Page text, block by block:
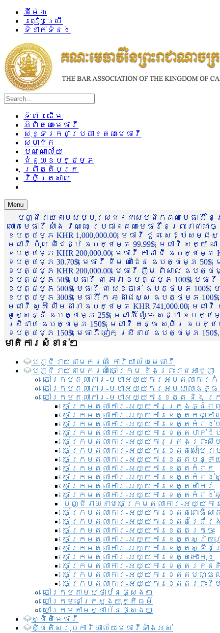
អ៊ីម៉ែល
របៀបប្រើ
ទំនាក់ទំនង
ទំព័រដើម
អំពីគណៈមេធាវី
សុន្ទរកថាប្រធានគណៈមេធាវី
សមាជិក
បណ្ណាល័យ
ជំនួយឧបត្ថម្ភ
ព្រឹត្តិបត្រ
វិចិត្រសាល
Menu
បញ្ជីរាយនាមសប្បុរសជនជាសមាជិកគណៈមេធាវី
លោកមេធាវី សាំង វណ្ណៈ ប្រធានគណៈមេធាវីនៃព្រះរា
ឧបត្ថម្ភ KHR 1,000,000.00, មេធាវី ជួន សេដ្ឋស
មេធាវី ប៉ុល ពិជេដ្ឋ ឧបត្ថម្ភ 99.99$, មេធាវី សត្យា ណ
ឧបត្ថម្ភ KHR 200,000.00, មេធាវី កាដា ជី ឧបត្ថម្ភ
ឧបត្ថម្ភ 30.70$, មេធាវី ខឹម ណាដែន ឧបត្ថម្ភ 50$,
ឧបត្ថម្ភ KHR 200,000.00, មេធាវី ញឹម ពិសាល ឧបត្ថ
ឧបត្ថម្ភ 50$, មេធាវី ជា ភារ៉ា ឧបត្ថម្ភ 100$, មេ
ឧបត្ថម្ភ 500$, មេធាវី ជា សុខចាន់ ឧបត្ថម្ភ
ឧបត្ថម្ភ 300$, មេធាវី កែ ឆដាផស្ស ឧបត្ថម្ភ
មេធាវី សួគ៌ា លឹមដារា ឧបត្ថម្ភ KHR 741,000.00, មេ
មូសេ្សន្នី ឧបត្ថម្ភ 25$, មេធាវី ញ៉ែម សេដ្ឋា ឧបត្ថ
ស្រីនាថ ឧបត្ថម្ភ 150$, មេធាវី គន្ធ សុធីរ ឧបត្ថម្ភ
ឧបត្ថម្ភ 150$, មេធាវី ជៀក ស្រីនាថ ឧបត្ថម្ភ 150$,
មាតិការសំខាន់ៗ
បញ្ជី​រាយ​នាមករណ៍ ការិយាល័យ​មេធាវី​
បញ្ជី​រាយ​នាមករណ៍​ចៅក្រម និងព្រះរាជអាជ្ញា
ចៅក្រមតុលាការ-មហាអយ្យការអមតុលាការ
ចៅក្រមតុលាការ-មហាអយ្យការអមសាលាឧទ្
ចៅក្រមតុលាការ-មហាអយ្យការខេត្ត និង ក្
ចៅក្រមតុលាការ-អយ្យការក្រុងភ្នំពេ
ចៅក្រមតុលាការ-អយ្យការខេត្តកណ្តា
ចៅក្រមតុលាការ-អយ្យការខេត្តកំពង់ច
ចៅក្រមតុលាការ-អយ្យការខេត្តបាត់ដំ
ចៅក្រមតុលាការ-អយ្យការ​ក្រុងព្រះសី
ចៅក្រមតុលាការ-អយ្យការខេត្តសៀមរា
ចៅក្រមតុលាការ-អយ្យការខេត្តបន្ទា
ចៅក្រមតុលាការ-អយ្យការខេត្តកំពត
ចៅក្រមតុលាការ-អយ្យការខេត្តកំពង់
ចៅក្រមតុលាការ-អយ្យការខេត្តតាកែវ
ចៅក្រមតុលាការ-អយ្យការខេត្តកំពង់
បញ្ជីរាយនាមចៅក្រមតុលាការ-អយ្យក
ចៅក្រមតុលាការ-អយ្យការខេត្តពោធិ៍សា
ចៅក្រមតុលាការ-អយ្យការខេត្តព្រៃវែ
ចៅក្រមតុលាការ-អយ្យការខេត្តក្រចេះ
ចៅក្រមតុលាការ-អយ្យការខេត្តស្វាយ
ចៅក្រមតុលាការ-អយ្យការខេត្តស្ទឹង
ចៅក្រមតុលាការ-អយ្យការខេត្តកោះកុង
ចៅក្រមតុលាការ-អយ្យការខេត្តរតន
ចៅក្រមតុលាការ-អយ្យការខេត្តមណ្
ចៅក្រមតុលាការ-អយ្យការខេត្តព្រះវិហ
ចៅក្រមតាមស្ថាប័នផ្សេងៗ
ចៅក្រមនៅក្រសួងយុត្តិធម៌
ចៅក្រមតាមស្ថាប័នផ្សេងៗ
ស្ថិតិមេធាវី
សិ្ថតិសរុបការិយាល័យមេធាវីទាំងអស់​